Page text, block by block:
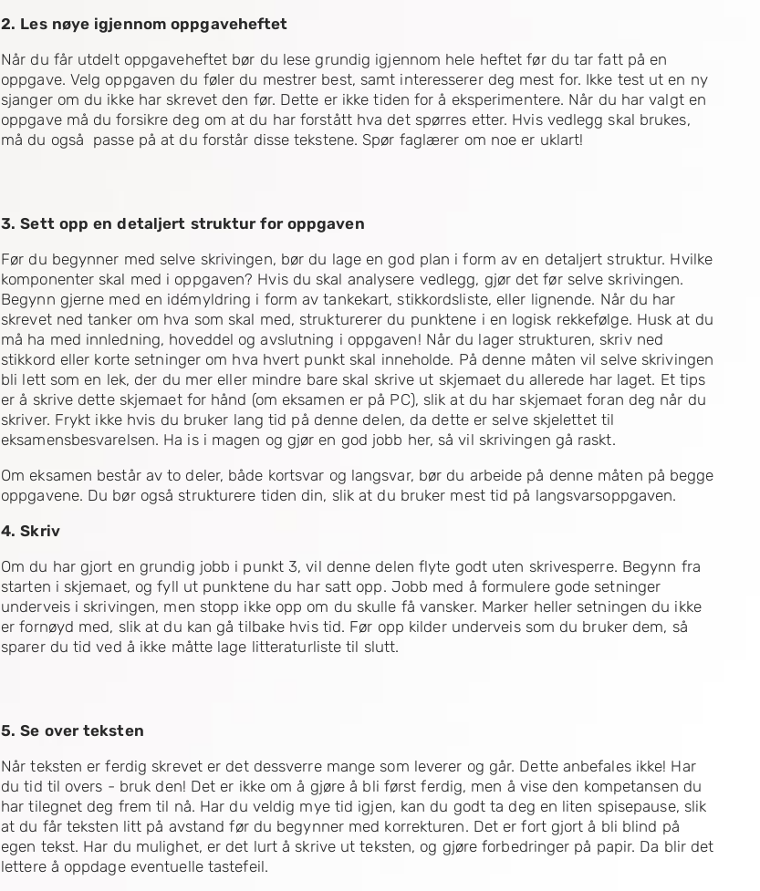
2. Les nøye igjennom oppgaveheftet
Når du får utdelt oppgaveheftet bør du lese grundig igjennom hele heftet før du tar fatt på en
oppgave. Velg oppgaven du føler du mestrer best, samt interesserer deg mest for. Ikke test ut en ny
sjanger om du ikke har skrevet den før. Dette er ikke tiden for å eksperimentere. Når du har valgt en
oppgave må du forsikre deg om at du har forstått hva det spørres etter. Hvis vedlegg skal brukes,
må du også passe på at du forstår disse tekstene. Spør faglærer om noe er uklart!
3. Sett opp en detaljert struktur for oppgaven
Før du begynner med selve skrivingen, bør du lage en god plan i form av en detaljert struktur. Hvilke
komponenter skal med i oppgaven? Hvis du skal analysere vedlegg, gjør det før selve skrivingen.
Begynn gjerne med en idémyldring i form av tankekart, stikkordsliste, eller lignende. Når du har
skrevet ned tanker om hva som skal med, strukturerer du punktene i en logisk rekkefølge. Husk at du
må ha med innledning, hoveddel og avslutning i oppgaven! Når du lager strukturen, skriv ned
stikkord eller korte setninger om hva hvert punkt skal inneholde. På denne måten vil selve skrivingen
bli lett som en lek, der du mer eller mindre bare skal skrive ut skjemaet du allerede har laget. Et tips
er å skrive dette skjemaet for hånd (om eksamen er på PC), slik at du har skjemaet foran deg når du
skriver. Frykt ikke hvis du bruker lang tid på denne delen, da dette er selve skjelettet til
eksamensbesvarelsen. Ha is i magen og gjør en god jobb her, så vil skrivingen gå raskt.
Om eksamen består av to deler, både kortsvar og langsvar, bør du arbeide på denne måten på begge
oppgavene. Du bør også strukturere tiden din, slik at du bruker mest tid på langsvarsoppgaven.
4. Skriv
Om du har gjort en grundig jobb i punkt 3, vil denne delen flyte godt uten skrivesperre. Begynn fra
starten i skjemaet, og fyll ut punktene du har satt opp. Jobb med å formulere gode setninger
underveis i skrivingen, men stopp ikke opp om du skulle få vansker. Marker heller setningen du ikke
er fornøyd med, slik at du kan gå tilbake hvis tid. Før opp kilder underveis som du bruker dem, så
sparer du tid ved å ikke måtte lage litteraturliste til slutt.
5. Se over teksten
Når teksten er ferdig skrevet er det dessverre mange som leverer og går. Dette anbefales ikke! Har
du tid til overs - bruk den! Det er ikke om å gjøre å bli først ferdig, men å vise den kompetansen du
har tilegnet deg frem til nå. Har du veldig mye tid igjen, kan du godt ta deg en liten spisepause, slik
at du får teksten litt på avstand før du begynner med korrekturen. Det er fort gjort å bli blind på
egen tekst. Har du mulighet, er det lurt å skrive ut teksten, og gjøre forbedringer på papir. Da blir det
lettere å oppdage eventuelle tastefeil.